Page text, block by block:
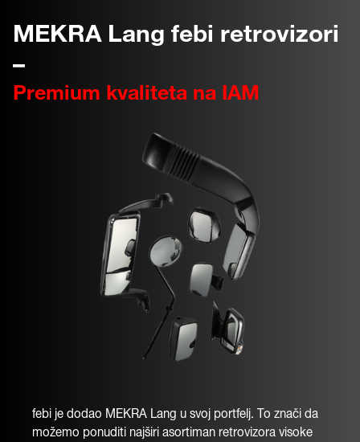
MEKRA Lang febi retrovizori
–
Premium kvaliteta na IAM
febi je dodao MEKRA Lang u svoj portfelj. To znači da
možemo ponuditi najširi asortiman retrovizora visoke